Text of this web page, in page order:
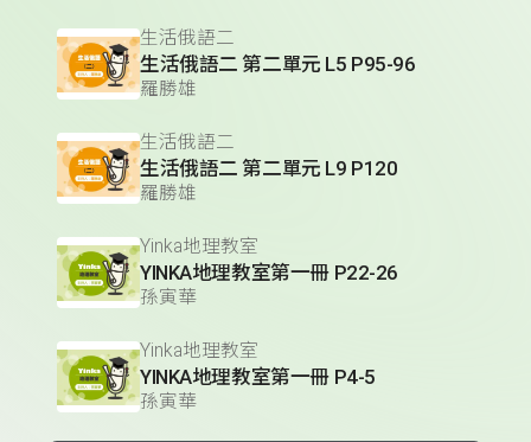
生活俄語二
生活俄語二 第二單元 L5 P95-96
羅勝雄
生活俄語二
生活俄語二 第二單元 L9 P120
羅勝雄
Yinka地理教室
YINKA地理教室第一冊 P22-26
孫寅華
Yinka地理教室
YINKA地理教室第一冊 P4-5
孫寅華